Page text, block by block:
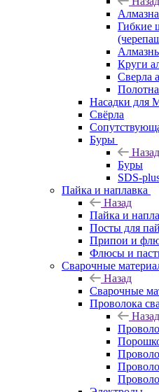
Гибкие
Круги
Сверла
Насадки для
Свёрла
Буры
Назад
Буры
SDS-
Пайка и наплавка
Назад
Пайка и
Посты для
Припои и
Флюсы и
Сварочные
Назад
Сварочные
Проволока
Назад